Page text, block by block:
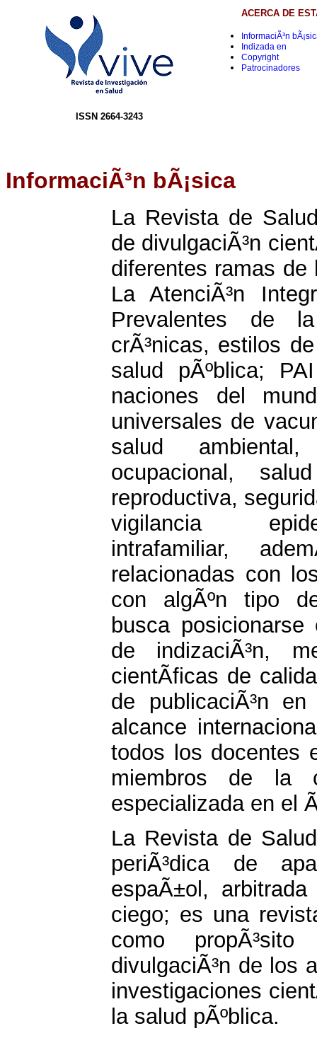
ISSN 2664-3243
ACERCA DE
InformaciÃ³n
Indizada en
Copyright
Patrocinadores
InformaciÃ³n bÃ¡sica
La Revista de
de divulgaciÃ³n
diferentes ramas
La AtenciÃ³n
Prevalentes de
crÃ³nicas, estilos
salud pÃºblica;
naciones del
universales de
salud
ocupacional,
reproductiva,
vigilancia
intrafamiliar,
relacionadas con
con algÃºn tipo
busca
de indizaciÃ³n,
cientÃ­ficas de
de publicaciÃ³n
alcance
todos los docentes
miembros de la
especializada en el
La Revista de
periÃ³dica de
espaÃ±ol,
ciego; es una
como
divulgaciÃ³n de los
investigaciones
la salud pÃºblica.